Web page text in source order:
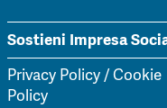
Sostieni Impresa
Privacy Policy/Cookie
Policy